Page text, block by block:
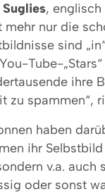
Suglies, englisch
mehr nur die
sind
Tube-
ihre
zu spammen“,
haben
ihr
v.a.
oder sonst